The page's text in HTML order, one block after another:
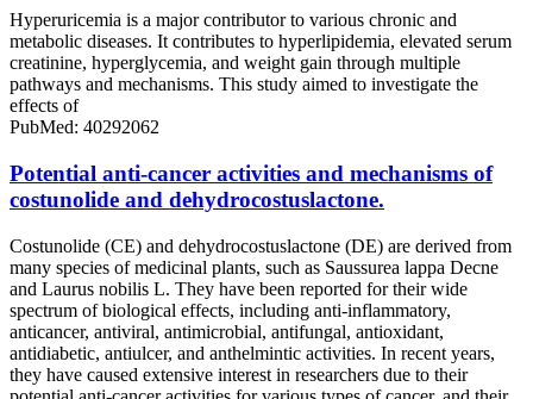
Hyperuricemia is a major contributor to various chronic and
metabolic diseases. It contributes to hyperlipidemia, elevated serum
creatinine, hyperglycemia, and weight gain through multiple
pathways and mechanisms. This study aimed to investigate the
effects of
PubMed: 40292062
Potential anti-cancer activities and mechanisms of
costunolide and dehydrocostuslactone.
Costunolide (CE) and dehydrocostuslactone (DE) are derived from
many species of medicinal plants, such as Saussurea lappa Decne
and Laurus nobilis L. They have been reported for their wide
spectrum of biological effects, including anti-inflammatory,
anticancer, antiviral, antimicrobial, antifungal, antioxidant,
antidiabetic, antiulcer, and anthelmintic activities. In recent years,
they have caused extensive interest in researchers due to their